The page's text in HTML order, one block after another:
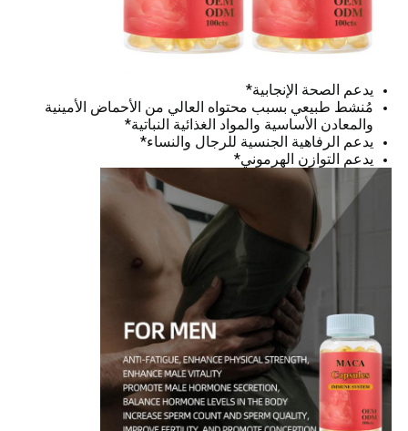
يدعم الصحة الإنجابية*
مُنشط طبيعي بسبب محتواه العالي من الأحماض الأمينية
والمعادن الأساسية والمواد الغذائية النباتية*
يدعم الرفاهية الجنسية للرجال والنساء*
يدعم التوازن الهرموني*